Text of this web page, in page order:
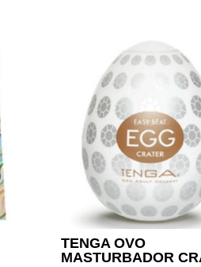
TENGA OVO
MASTURBADOR